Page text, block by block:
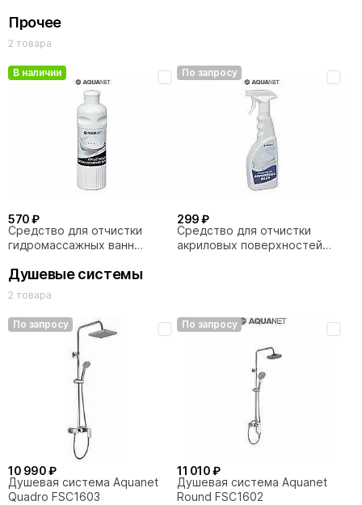
Шторка для ванны Aquanet
Beta 4 NF6222-hinge
Прочее
2 товара
В наличии
570 ₽
Средство для отчистки
гидромассажных ванн
По запросу
299 ₽
Средство для отчистки
акриловых поверхностей
Душевые системы
2 товара
По запросу
10 990 ₽
Душевая система Aquanet
Quadro FSC1603
По запросу
11 010 ₽
Душевая система Aquanet
Round FSC1602